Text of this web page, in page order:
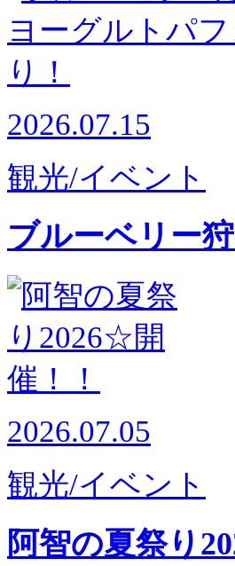
2026.07.15
観光/イベント
ブルーベリー
2026.07.05
観光/イベント
阿智の夏祭り